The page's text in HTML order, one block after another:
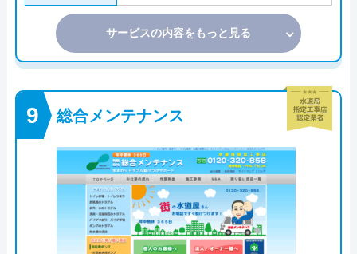
サービスの内容をもっと見る
総合メンテナンス